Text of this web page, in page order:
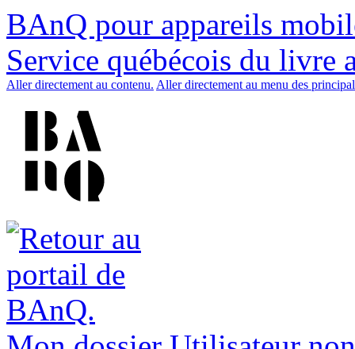
BAnQ pour appareils
Service québécois du livre
Aller directement au contenu. Aller directement au menu des